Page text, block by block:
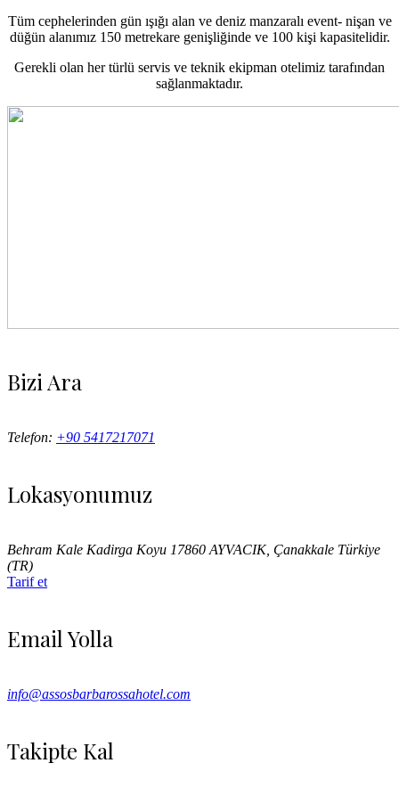
Tüm cephelerinden gün ışığı alan ve deniz manzaralı event- nişan ve
düğün alanımız 150 metrekare genişliğinde ve 100 kişi kapasitelidir.
Gerekli olan her türlü servis ve teknik ekipman otelimiz tarafından
sağlanmaktadır.
Bizi Ara
Telefon: +90 5417217071
Lokasyonumuz
Behram Kale Kadirga Koyu 17860 AYVACIK, Çanakkale Türkiye
(TR)
Tarif et
Email Yolla
info@assosbarbarossahotel.com
Takipte Kal